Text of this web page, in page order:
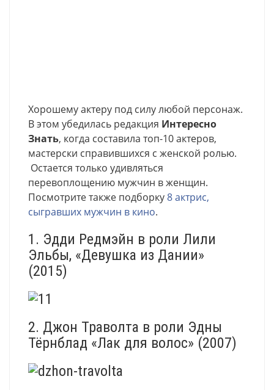
Хорошему актеру под силу любой персонаж.
В этом убедилась редакция Интересно
Знать, когда составила топ-10 актеров,
мастерски справившихся с женской ролью.
Остается только удивляться
перевоплощению мужчин в женщин.
Посмотрите также подборку8 актрис,
сыгравших мужчин в кино.
1. Эдди Редмэйн в роли Лили
Эльбы, «Девушка из Дании»
(2015)
2. Джон Траволта в роли Эдны
Тёрнблад «Лак для волос» (2007)